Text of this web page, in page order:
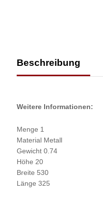
Beschreibung
Weitere Informationen:
Menge 1
Material Metall
Gewicht 0.74
Höhe 20
Breite 530
Länge 325